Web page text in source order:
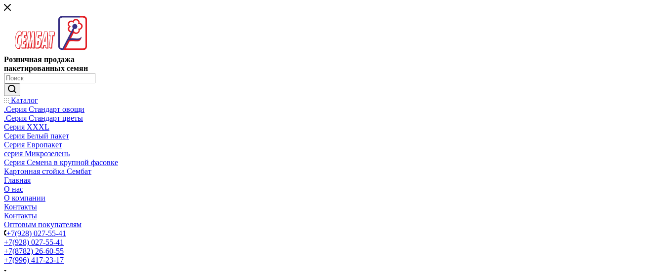
Розничная продажа
пакетированных семян
Каталог
.Серия Стандарт овощи
.Серия Стандарт цветы
Серия XXXL
Серия Белый пакет
Серия Европакет
серия Микрозелень
Серия Семена в крупной фасовке
Картонная стойка Сембат
Главная
О нас
О компании
Контакты
Контакты
Оптовым покупателям
+7(928) 027-55-41
+7(928) 027-55-41
+7(8782) 26-60-55
+7(996) 417-23-17